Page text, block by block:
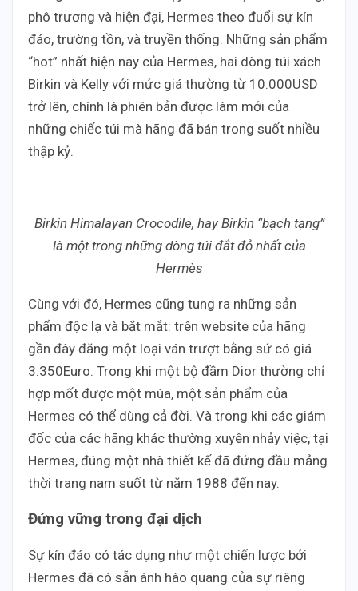
phô trương và hiện đại, Hermes theo đuổi sự kín
đáo, trường tồn, và truyền thống. Những sản phẩm
“hot” nhất hiện nay của Hermes, hai dòng túi xách
Birkin và Kelly với mức giá thường từ 10.000USD
trở lên, chính là phiên bản được làm mới của
những chiếc túi mà hãng đã bán trong suốt nhiều
thập kỷ.
Birkin Himalayan Crocodile, hay Birkin “bạch tạng”
là một trong những dòng túi đắt đỏ nhất của
Hermès
Cùng với đó, Hermes cũng tung ra những sản
phẩm độc lạ và bắt mắt: trên website của hãng
gần đây đăng một loại ván trượt bằng sứ có giá
3.350Euro. Trong khi một bộ đầm Dior thường chỉ
hợp mốt được một mùa, một sản phẩm của
Hermes có thể dùng cả đời. Và trong khi các giám
đốc của các hãng khác thường xuyên nhảy việc, tại
Hermes, đúng một nhà thiết kế đã đứng đầu mảng
thời trang nam suốt từ năm 1988 đến nay.
Đứng vững trong đại dịch
Sự kín đáo có tác dụng như một chiến lược bởi
Hermes đã có sẵn ánh hào quang của sự riêng